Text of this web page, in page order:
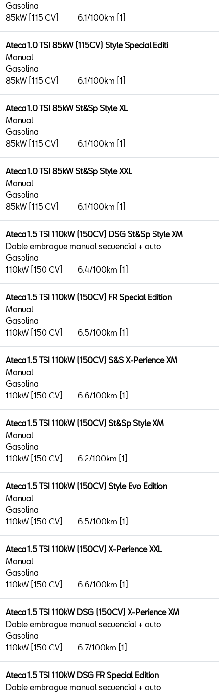
Gasolina
85kW [115 CV]
6.1/100km [1]
Ateca 1.0 TSI 85kW (115CV) Style Special Editi
Manual
Gasolina
85kW [115 CV]
6.1/100km [1]
Ateca 1.0 TSI 85kW St&Sp Style XL
Manual
Gasolina
85kW [115 CV]
6.1/100km [1]
Ateca 1.0 TSI 85kW St&Sp Style XXL
Manual
Gasolina
85kW [115 CV]
6.1/100km [1]
Ateca 1.5 TSI 110kW (150CV) DSG St&Sp Style XM
Doble embrague manual secuencial + auto
Gasolina
110kW [150 CV]
6.4/100km [1]
Ateca 1.5 TSI 110kW (150CV) FR Special Edition
Manual
Gasolina
110kW [150 CV]
6.5/100km [1]
Ateca 1.5 TSI 110kW (150CV) S&S X-Perience XM
Manual
Gasolina
110kW [150 CV]
6.6/100km [1]
Ateca 1.5 TSI 110kW (150CV) St&Sp Style XM
Manual
Gasolina
110kW [150 CV]
6.2/100km [1]
Ateca 1.5 TSI 110kW (150CV) Style Evo Edition
Manual
Gasolina
110kW [150 CV]
6.5/100km [1]
Ateca 1.5 TSI 110kW (150CV) X-Perience XXL
Manual
Gasolina
110kW [150 CV]
6.6/100km [1]
Ateca 1.5 TSI 110kW DSG (150CV) X-Perience XM
Doble embrague manual secuencial + auto
Gasolina
110kW [150 CV]
6.7/100km [1]
Ateca 1.5 TSI 110kW DSG FR Special Edition
Doble embrague manual secuencial + auto